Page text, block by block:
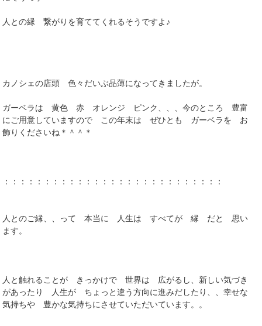
人との縁 繋がりを育ててくれるそうですよ♪
カノシェの店頭 色々だいぶ品薄になってきましたが。
ガーベラは 黄色 赤 オレンジ ピンク、、、今のところ 豊富
にご用意していますので この年末は ぜひとも ガーベラを お
飾りくださいね＊＾＾＊
：：：：：：：：：：：：：：：：：：：：：：：：：：：
人とのご縁、、って 本当に 人生は すべてが 縁 だと 思い
ます。
人と触れることが きっかけで 世界は 広がるし、新しい気づき
があったり 人生が ちょっと違う方向に進みだしたり、、幸せな
気持ちや 豊かな気持ちにさせていただいています。。